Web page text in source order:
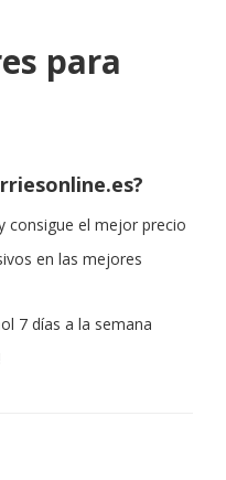
para
consigue el mejor precio
en las mejores
7 días a la semana